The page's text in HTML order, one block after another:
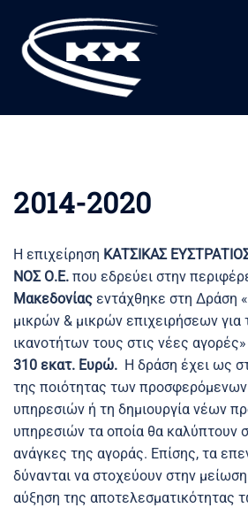
content
2014-2020
Η επιχείρηση ΚΑΤΣΙΚΑΣ
ΝΟΣ Ο.Ε. που εδρεύει στην
Μακεδονίας εντάχθηκε στη Δράση
μικρών & μικρών επιχειρήσεων
ικανοτήτων τους στις νέες
310 εκατ. Ευρώ. Η δράση έχει ως
της ποιότητας των προσφερόμενων
υπηρεσιών ή τη δημιουργία νέων
υπηρεσιών τα οποία θα καλύπτουν
ανάγκες της αγοράς. Επίσης, τα
δύνανται να στοχεύουν στην
αύξηση της αποτελεσματικότητας